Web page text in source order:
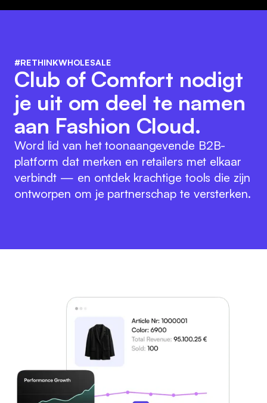
#RETHINKWHOLESALE
Club of Comfort nodigt
je uit om deel te namen
aan Fashion Cloud.
Word lid van het toonaangevende B2B-
platform dat merken en retailers met elkaar
verbindt — en ontdek krachtige tools die zijn
ontworpen om je partnerschap te versterken.